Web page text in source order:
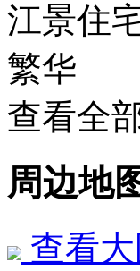
江景住
繁华
查看全
周边地
查看大